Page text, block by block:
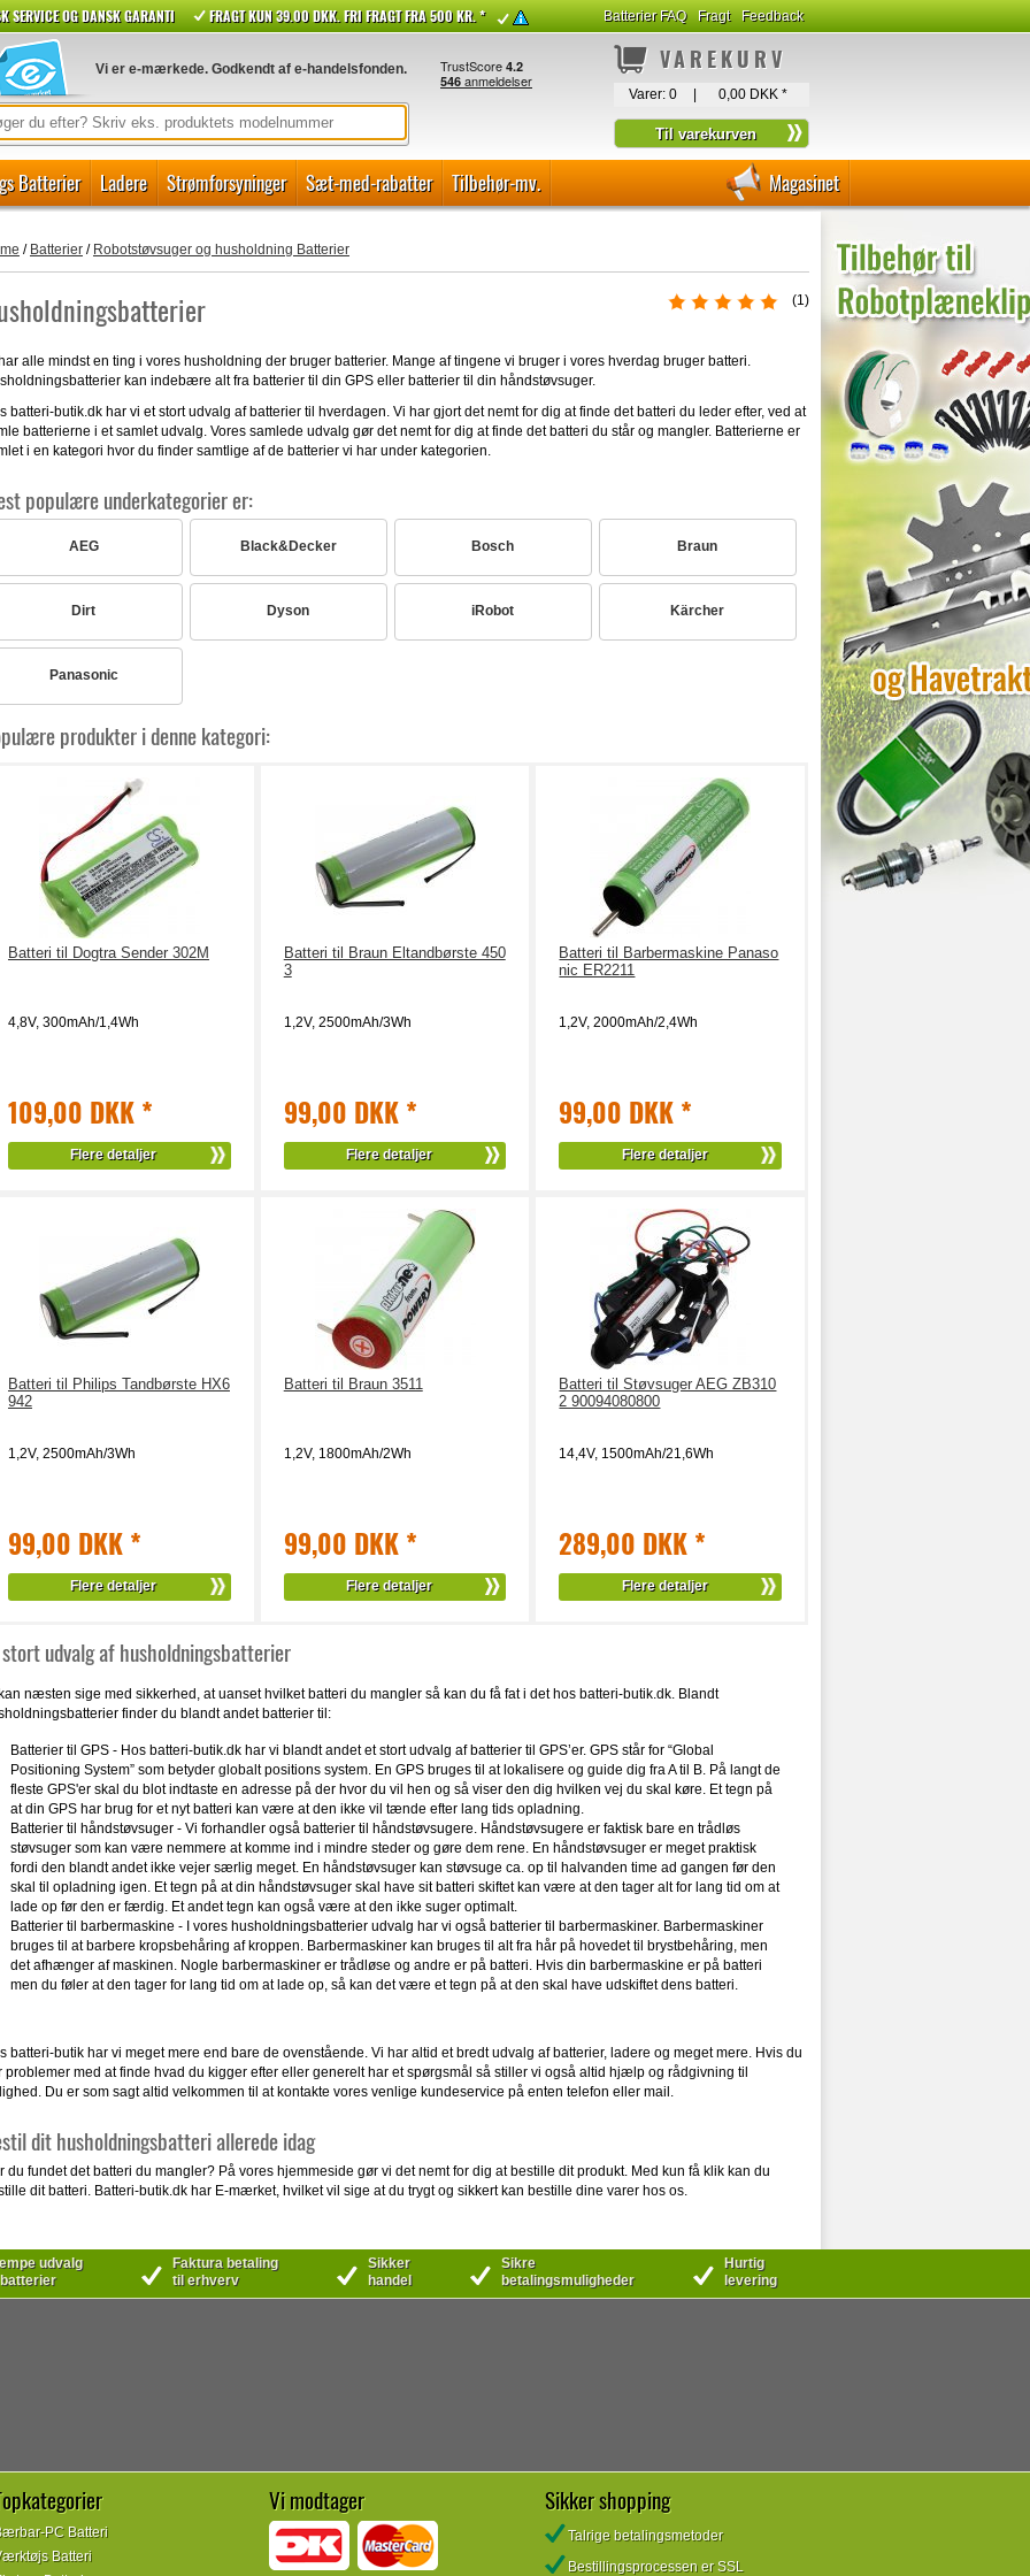
SERVICE OG DANSK GARANTI FRAGT KUN 39.00 DKK. FRI FRAGT FRA 500 KR. * Batterier FAQ Fragt Feedback
Vi er e-mærkede. Godkendt af e-handelsfonden. VAREKURV
Varer: 0 0,00 DKK *
Batterier Ladere Strømforsyninger Sæt-med-rabatter Tilbehør-mv. Magasinet
/ Batterier/ Robotstøvsuger og husholdning Batterier
(1)
alle mindst en ting i vores husholdning der bruger batterier. Mange af tingene vi bruger i vores hverdag bruger batteri.
kan indebære alt fra batterier til din GPS eller batterier til din håndstøvsuger.
batteri-butik.dk har vi et stort udvalg af batterier til hverdagen. Vi har gjort det nemt for dig at finde det batteri du leder efter, ved at
batterierne i et samlet udvalg. Vores samlede udvalg gør det nemt for dig at finde det batteri du står og mangler. Batterierne er
i en kategori hvor du finder samtlige af de batterier vi har under kategorien.
populære underkategorier er:
AEG Black&Decker Bosch Braun
Dirt Dyson iRobot Kärcher
Panasonic
produkter i denne kategori:
Batteri til Dogtra Sender 302M
4,8V, 300mAh/1,4Wh
109,00 DKK *
Flere detaljer
Batteri til Braun Eltandbørste 450
3
1,2V, 2500mAh/3Wh
99,00 DKK *
Flere detaljer
Batteri til Barbermaskine Panaso
nic ER2211
1,2V, 2000mAh/2,4Wh
99,00 DKK *
Flere detaljer
Batteri til Philips Tandbørste HX6
942
1,2V, 2500mAh/3Wh
99,00 DKK *
Flere detaljer
Batteri til Braun 3511
1,2V, 1800mAh/2Wh
99,00 DKK *
Flere detaljer
Batteri til Støvsuger AEG ZB310
2 90094080800
14,4V, 1500mAh/21,6Wh
289,00 DKK *
Flere detaljer
udvalg af husholdningsbatterier
næsten sige med sikkerhed, at uanset hvilket batteri du mangler så kan du få fat i det hos batteri-butik.dk. Blandt
finder du blandt andet batterier til:
Batterier til GPS - Hos batteri-butik.dk har vi blandt andet et stort udvalg af batterier til GPS’er. GPS står for “Global
Positioning System” som betyder globalt positions system. En GPS bruges til at lokalisere og guide dig fra A til B. På langt de
fleste GPS'er skal du blot indtaste en adresse på der hvor du vil hen og så viser den dig hvilken vej du skal køre. Et tegn på
at din GPS har brug for et nyt batteri kan være at den ikke vil tænde efter lang tids opladning.
Batterier til håndstøvsuger - Vi forhandler også batterier til håndstøvsugere. Håndstøvsugere er faktisk bare en trådløs
støvsuger som kan være nemmere at komme ind i mindre steder og gøre dem rene. En håndstøvsuger er meget praktisk
fordi den blandt andet ikke vejer særlig meget. En håndstøvsuger kan støvsuge ca. op til halvanden time ad gangen før den
skal til opladning igen. Et tegn på at din håndstøvsuger skal have sit batteri skiftet kan være at den tager alt for lang tid om at
lade op før den er færdig. Et andet tegn kan også være at den ikke suger optimalt.
Batterier til barbermaskine - I vores husholdningsbatterier udvalg har vi også batterier til barbermaskiner. Barbermaskiner
bruges til at barbere kropsbehåring af kroppen. Barbermaskiner kan bruges til alt fra hår på hovedet til brystbehåring, men
det afhænger af maskinen. Nogle barbermaskiner er trådløse og andre er på batteri. Hvis din barbermaskine er på batteri
men du føler at den tager for lang tid om at lade op, så kan det være et tegn på at den skal have udskiftet dens batteri.
batteri-butik har vi meget mere end bare de ovenstående. Vi har altid et bredt udvalg af batterier, ladere og meget mere. Hvis du
problemer med at finde hvad du kigger efter eller generelt har et spørgsmål så stiller vi også altid hjælp og rådgivning til
Du er som sagt altid velkommen til at kontakte vores venlige kundeservice på enten telefon eller mail.
dit husholdningsbatteri allerede idag
du fundet det batteri du mangler? På vores hjemmeside gør vi det nemt for dig at bestille dit produkt. Med kun få klik kan du
dit batteri. Batteri-butik.dk har E-mærket, hvilket vil sige at du trygt og sikkert kan bestille dine varer hos os.
udvalg
Faktura betaling
til erhverv
Sikker
handel
Sikre
betalingsmuligheder
Hurtig
levering
PC Batteri
Batteri
Vi modtager Sikker shopping
Talrige betalingsmetoder
Bestillingsprocessen er SSL